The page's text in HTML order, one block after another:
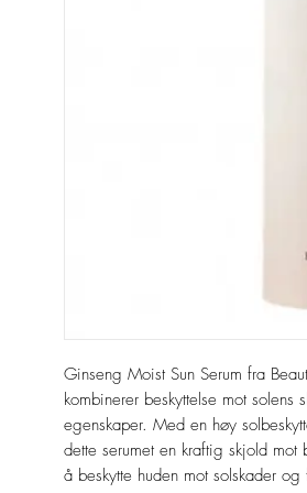
Ginseng Moist Sun Serum fra
kombinerer beskyttelse mot
egenskaper. Med en høy
dette serumet en kraftig skjold mot
å beskytte huden mot solskader